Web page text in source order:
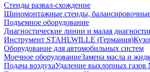
Стенды развал-схождение
Шиномонтажные стенды,
Подъемное оборудование
Диагностические линии и малая
Инструмент STAHLWILLE (Германия)
Оборудование для автомобильных систем
Моечное оборудованиеЗамена масла и
Подача воздухаУдаление выхлопных газов